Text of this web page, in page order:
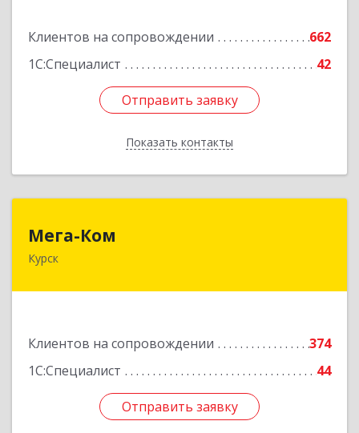
Клиентов на сопровождении
662
1С:Специалист
42
Отправить заявку
Показать контакты
Отправить заявку
Назад
Мега-Ком
Курск
Клиентов на сопровождении
374
1С:Специалист
44
Отправить заявку
305001, Курская обл, Курск г, Красной Армии ул,
Отправить заявку